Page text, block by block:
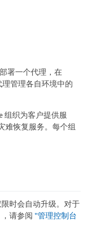
署一个代理，在
管理各自环境中的
组织为客户提供服
难恢复服务。每个组
时会自动升级。对于
请参阅 "管理控制台